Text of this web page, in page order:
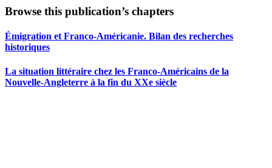
Browse this publication’s chapters
Émigration et Franco-Américanie. Bilan des recherches
historiques
La situation littéraire chez les Franco-Américains de la
Nouvelle-Angleterre à la fin du XXe siècle